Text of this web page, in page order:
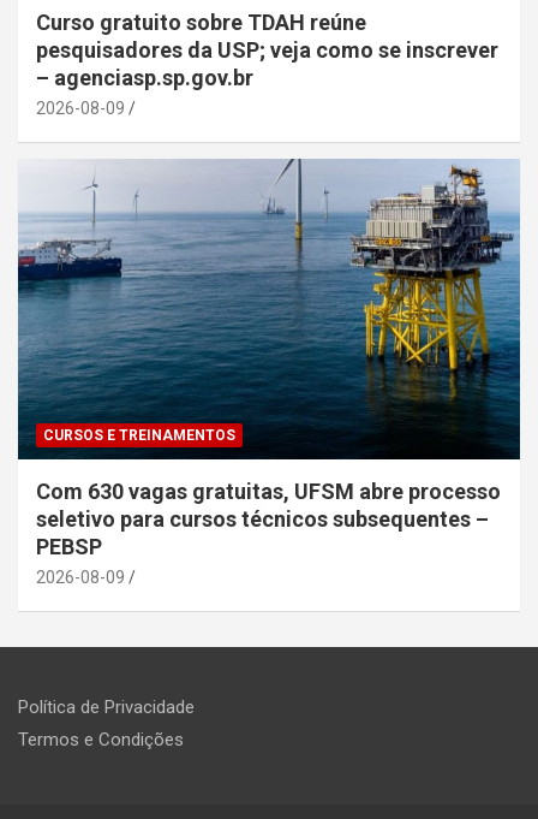
Curso gratuito sobre TDAH reúne
pesquisadores da USP; veja como se inscrever
– agenciasp.sp.gov.br
2026-08-09
CURSOS E TREINAMENTOS
Com 630 vagas gratuitas, UFSM abre processo
seletivo para cursos técnicos subsequentes –
PEBSP
2026-08-09
Política de Privacidade
Termos e Condições